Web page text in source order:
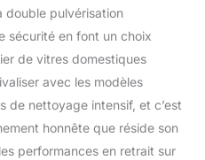
double pulvérisation
sécurité en font un choix
de vitres domestiques
avec les modèles
de nettoyage intensif, et c’est
honnête que réside son
performances en retrait sur